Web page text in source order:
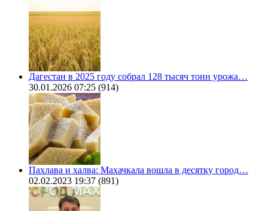
Дагестан в 2025 году собрал 128 тысяч тонн урожа…
30.01.2026 07:25 (914)
Пахлава и халва: Махачкала вошла в десятку город…
02.02.2023 19:37 (891)